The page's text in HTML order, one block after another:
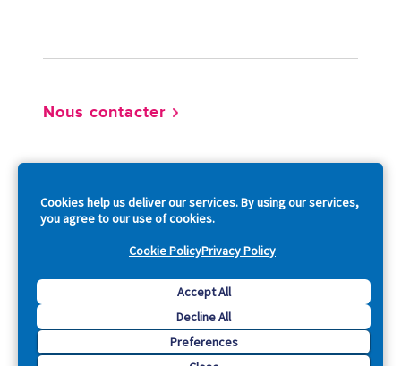
Cookies help us deliver our services. By using our services,
you agree to our use of cookies.
Cookie PolicyPrivacy Policy
Accept All
Decline All
Preferences
Nous contacter
Copyright © 2026 Acquia, Inc. All Rights Reserved.
Drupal is a registered trademark of Dries Buytaert.